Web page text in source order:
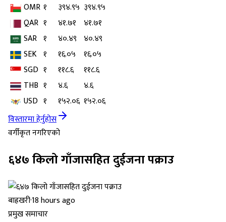
OMR १ ३९४.९५ ३९४.९५
QAR १ ४१.७१
४१.७१
SAR १ ४०.४९ ४०.४९
SEK १ १६.०५
१६.०५
SGD १ ११८.६
११८.६
THB १ ४.६
४.६
USD १ १५२.०६ १५२.०६
विस्तारमा हेर्नुहोस
वर्गीकृत नगरिएको
६४७ किलो गाँजासहित दुईजना पक्राउ
बाह्रखरी·18 hours ago
प्रमुख समाचार